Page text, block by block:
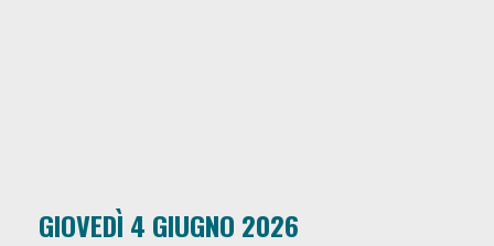
GIOVEDÌ 4 GIUGNO 2026